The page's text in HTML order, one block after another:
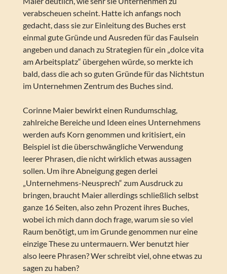
verabscheuen scheint. Hatte ich anfangs noch
gedacht, dass sie zur Einleitung des Buches erst
einmal gute Gründe und Ausreden für das Faulsein
angeben und danach zu Strategien für ein „dolce vita
am Arbeitsplatz“ übergehen würde, so merkte ich
bald, dass die ach so guten Gründe für das Nichtstun
im Unternehmen Zentrum des Buches sind.
Corinne Maier bewirkt einen Rundumschlag,
zahlreiche Bereiche und Ideen eines Unternehmens
werden aufs Korn genommen und kritisiert, ein
Beispiel ist die überschwängliche Verwendung
leerer Phrasen, die nicht wirklich etwas aussagen
sollen. Um ihre Abneigung gegen derlei
„Unternehmens-Neusprech“ zum Ausdruck zu
bringen, braucht Maier allerdings schließlich selbst
ganze 16 Seiten, also zehn Prozent ihres Buches,
wobei ich mich dann doch frage, warum sie so viel
Raum benötigt, um im Grunde genommen nur eine
einzige These zu untermauern. Wer benutzt hier
also leere Phrasen? Wer schreibt viel, ohne etwas zu
sagen zu haben?